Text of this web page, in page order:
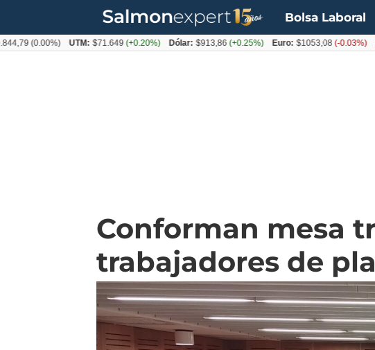
Bolsa Laboral
Conforman mesa
trabajadores de
(0.00%) UTM: $71.649(+0.20%) Dólar: $913,86(+0.25%) Euro: $1053,08(-0.03%) IPC: -